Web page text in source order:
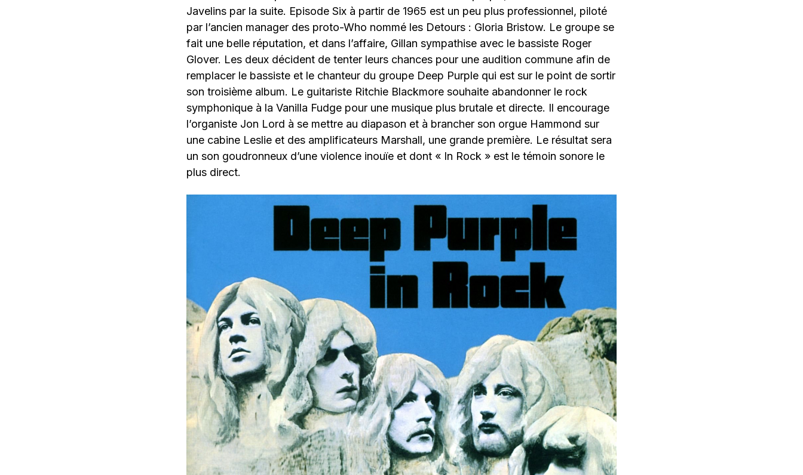
Javelins par la suite. Episode Six à partir de 1965 est un peu plus professionnel, piloté
par l’ancien manager des proto-Who nommé les Detours : Gloria Bristow. Le groupe se
fait une belle réputation, et dans l’affaire, Gillan sympathise avec le bassiste Roger
Glover. Les deux décident de tenter leurs chances pour une audition commune afin de
remplacer le bassiste et le chanteur du groupe Deep Purple qui est sur le point de sortir
son troisième album. Le guitariste Ritchie Blackmore souhaite abandonner le rock
symphonique à la Vanilla Fudge pour une musique plus brutale et directe. Il encourage
l’organiste Jon Lord à se mettre au diapason et à brancher son orgue Hammond sur
une cabine Leslie et des amplificateurs Marshall, une grande première. Le résultat sera
un son goudronneux d’une violence inouïe et dont « In Rock » est le témoin sonore le
plus direct.